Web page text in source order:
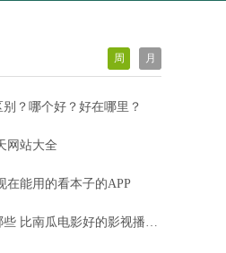
周 月
？哪个好？好在哪里？
网站大全
在能用的看本子的APP
类似南瓜电影的软件有哪些 比南瓜电影好的影视播放app推荐
狸猫街机模拟器，是一款为街机游戏爱好者设计的顶级游戏平台！我们汇集了数百款经典街机游戏，让你重温那些令人难忘的游戏记忆。无论你是热爱经典游戏还是新一代的游戏探索者，我们的模拟器都能满足你的需求。
单机版 V2.7
让我为你介绍一款风靡MAME模拟器的经典游戏——三国志2光荣正版单机版！这款游戏由Capcom公司打造，堪称模拟游戏中的战略巅峰。别被它的老旧外表所迷惑，它可是能让你笑到牙齿掉下来的幽默之作！